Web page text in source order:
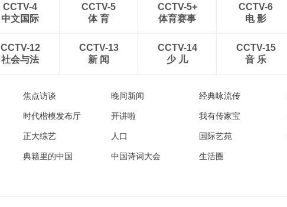
CCTV-4
中文国际
CCTV-5
体 育
CCTV-5+
体育赛事
CCTV-6
电 影
CCTV-12
社会与法
CCTV-13
新 闻
CCTV-14
少 儿
CCTV-15
音 乐
焦点访谈 晚间新闻 经典咏流传
时代楷模发布厅 开讲啦 我有传家宝
正大综艺 人口 国际艺苑
典籍里的中国 中国诗词大会 生活圈